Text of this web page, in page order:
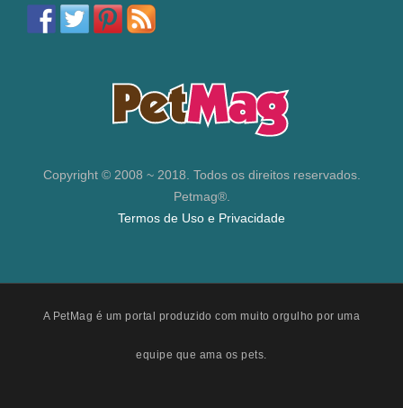
Copyright © 2008 ~ 2018. Todos os direitos reservados.
Petmag®.
Termos de Uso e Privacidade
A PetMag é um portal produzido com muito orgulho por uma
equipe que ama os pets.